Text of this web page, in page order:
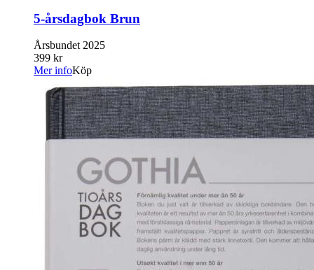
5-årsdagbok Brun
Årsbundet 2025
399 kr
Mer infoKöp